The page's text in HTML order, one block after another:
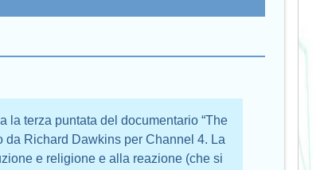
la terza puntata del documentario “The
da Richard Dawkins per Channel 4. La
e religione e alla reazione (che si